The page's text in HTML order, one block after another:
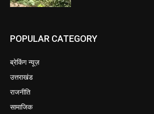
POPULAR CATEGORY
ब्रेकिंग न्यूज़
उत्तराखंड
राजनीति
सामाजिक